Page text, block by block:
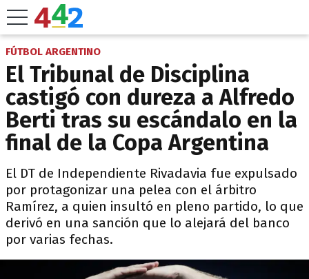
FÚTBOL ARGENTINO
El Tribunal de Disciplina
castigó con dureza a Alfredo
Berti tras su escándalo en la
final de la Copa Argentina
El DT de Independiente Rivadavia fue expulsado
por protagonizar una pelea con el árbitro
Ramírez, a quien insultó en pleno partido, lo que
derivó en una sanción que lo alejará del banco
por varias fechas.